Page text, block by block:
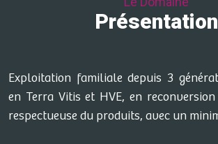
Présentation
Exploitation familiale depuis 3
en Terra Vitis et HVE, en
respectueuse du produits, avec un